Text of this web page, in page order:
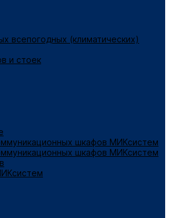
всепогодных (климатических)
и стоек
шкафов МИКсистем
шкафов МИКсистем